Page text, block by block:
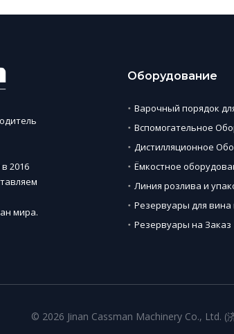
2016
мира.
Оборудование
Резервуары на Заказ
© 2026 Jinan Cassman Machinery Co., Ltd.